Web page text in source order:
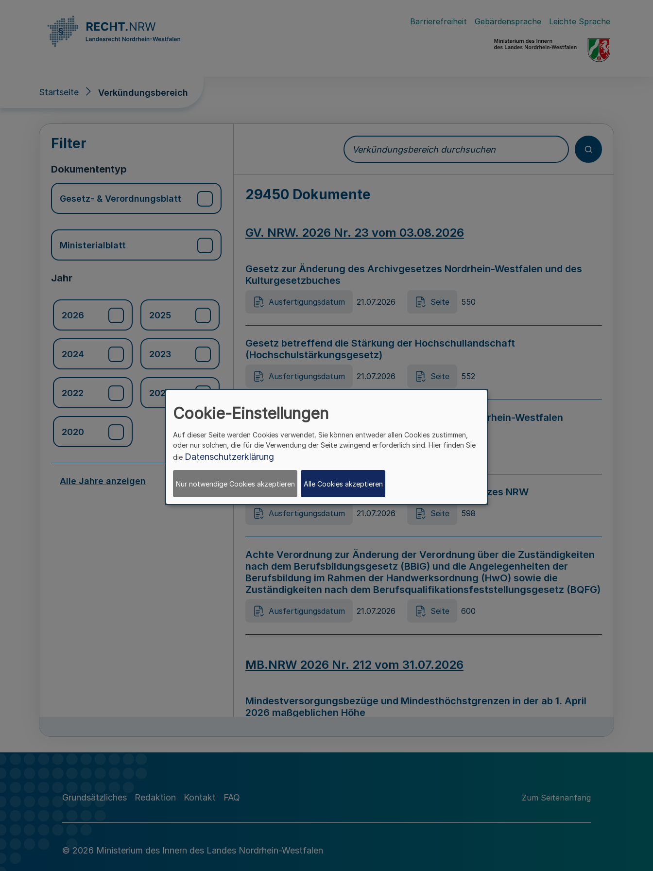
Barrierefreiheit Gebärdensprache Leichte Sprache
Startseite Verkündungsbereich
Verkündungsbereich
Filter
Dokumententyp
Gesetz- & Verordnungsblatt
Ministerialblatt
Jahr
2026 2025
2024 2023
2022 2021
2020
Alle Jahre anzeigen
Verkündungsbereich durchsuchen
29450 Dokumente
GV. NRW. 2026 Nr. 23 vom 03.08.2026
Gesetz zur Änderung des Archivgesetzes Nordrhein-Westfalen und des
Kulturgesetzbuches
Ausfertigungsdatum 21.07.2026 Seite 550
Gesetz betreffend die Stärkung der Hochschullandschaft
(Hochschulstärkungsgesetz)
Ausfertigungsdatum 21.07.2026 Seite 552
Gesetz zur Vermeidung von Diskriminierung in Nordrhein-Westfalen
(Landesantidiskriminierungsgesetz – LADG NRW)
Ausfertigungsdatum 21.07.2026 Seite 595
Gesetz zur Änderung des Online-Casinospiel Gesetzes NRW
Ausfertigungsdatum 21.07.2026 Seite 598
Achte Verordnung zur Änderung der Verordnung über die Zuständigkeiten
nach dem Berufsbildungsgesetz (BBiG) und die Angelegenheiten der
Berufsbildung im Rahmen der Handwerksordnung (HwO) sowie die
Zuständigkeiten nach dem Berufsqualifikationsfeststellungsgesetz (BQFG)
Ausfertigungsdatum 21.07.2026 Seite 600
MB.NRW 2026 Nr. 212 vom 31.07.2026
Mindestversorgungsbezüge und Mindesthöchstgrenzen in der ab 1. April
2026 maßgeblichen Höhe
Richtlinie zur Durchführung des Förderprogramms „Mittelstand Innovativ &
Grundsätzliches Redaktion Kontakt FAQ Zum Seitenanfang
© 2026 Ministerium des Innern des Landes Nordrhein-Westfalen
Cookie-Einstellungen
Auf dieser Seite werden Cookies verwendet. Sie können entweder allen Cookies zustimmen,
oder nur solchen, die für die Verwendung der Seite zwingend erforderlich sind. Hier finden Sie
die Datenschutzerklärung
Nur notwendige Cookies akzeptieren Alle Cookies akzeptieren